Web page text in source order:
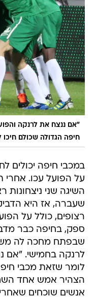
"אם ננצח את לרנקה
חיפה הגדולה שכולם
במכבי חיפה יכולים
על הפועל עכו.
השיגה שני ניצחונות
שעברה, אז היא
רצופים, כולל על
ספק, בחיפה כבר
שבפתח מחכה לה
לרנקה בחמישי. "אם
לומר שזאת מכבי
הצהיר אמש אחד
אנשים שוכחים